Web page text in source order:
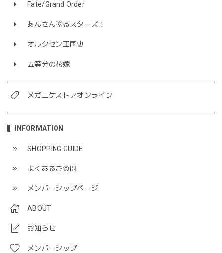
Fate/Grand Order
あんさんぶるスターズ！
オルクセン王国史
五等分の花嫁
メガニケストアオンライン
INFORMATION
SHOPPING GUIDE
よくあるご質問
メンバーシップページ
ABOUT
お知らせ
メンバーシップ